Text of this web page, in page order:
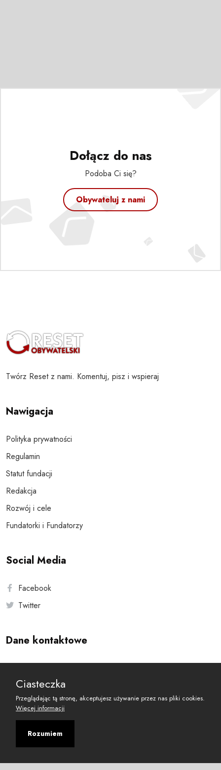
Dołącz do nas
Podoba Ci się?
Obywateluj z nami
Twórz Reset z nami. Komentuj, pisz i wspieraj
Nawigacja
Polityka prywatności
Regulamin
Statut fundacji
Redakcja
Rozwój i cele
Fundatorki i Fundatorzy
Social Media
Facebook
Twitter
Dane kontaktowe
reset@resetobywatelski.pl
Ciasteczka
Przeglądając tą stronę, akceptujesz używanie przez nas pliki cookies.
Więcej informacji
Rozumiem